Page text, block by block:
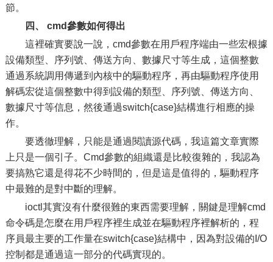
節。
四、 cmd參數如何得出
這裡確實要說一說，cmd參數在用戶程序端由一些宏根據
設備類型、序列號、傳送方向、數據尺寸等生成，這個整數
通過系統調用傳遞到內核中的驅動程序，再由驅動程序使用
解碼宏從這個整數中得到設備的類型、序列號、傳送方向、
數據尺寸等信息，然後通過switch{case}結構進行相應的操
作。
要透徹理解，只能是通過閱讀源代碼，我這篇文章實際
上只是一個引子。Cmd參數的組織還是比較復雜的，我認為
要搞熟它還是得花不少時間的，但是這是值得的，驅動程序
中最難的是對中斷的理解。
ioctl其實沒有什麼很難的東西需要理解，關鍵是理解cmd
命令碼是怎麼在用戶程序裡生成並在驅動程序裡解析的，程
序員最主要的工作量在switch{case}結構中，因為對設備的I/O
控制都是通過這一部分的代碼實現的。